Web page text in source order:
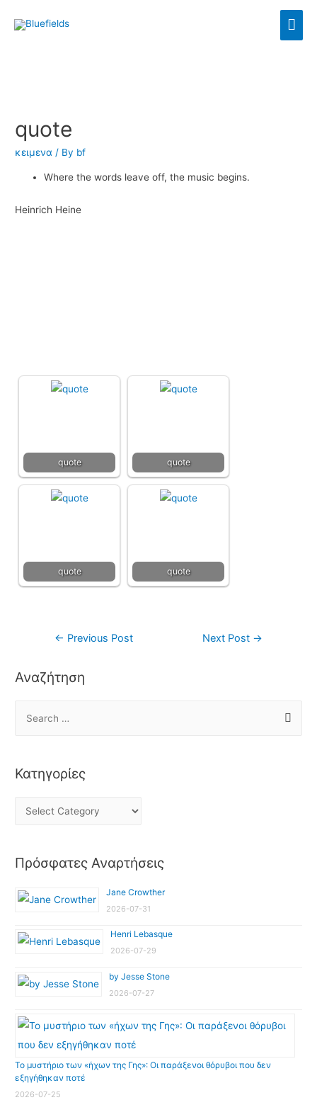
quote
κειμενα / By bf
Where the words leave off, the music begins.
Heinrich Heine
quote quote
quote quote
← Previous Post Next Post →
Αναζήτηση
Κατηγορίες
Πρόσφατες Αναρτήσεις
Jane Crowther
2026-07-31
Henri Lebasque
2026-07-29
by Jesse Stone
2026-07-27
Το μυστήριο των «ήχων της Γης»: Οι παράξενοι θόρυβοι που δεν
εξηγήθηκαν ποτέ
2026-07-25